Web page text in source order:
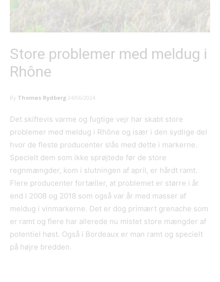
Store problemer med meldug i
Rhône
By Thomas Rydberg 24/06/2024
Det skiftevis varme og fugtige vejr har skabt store
problemer med meldug i Rhône og især i den sydlige del
hvor de fleste producenter slås med dette i markerne.
Specielt dem som ikke sprøjtede før de store
regnmængder, kom i slutningen af april, er hårdt ramt.
Flere producenter fortæller, at problemet er større i år
end i 2008 og 2018 som også var år med masser af
meldug i vinmarkerne. Det er dog primært grenache som
er ramt og flere har allerede nu mistet store mængder af
potentiel høst. Også i Bordeaux er man ramt og specielt
på højre bredden.